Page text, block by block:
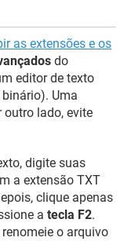
as extensões e os
do
editor de texto
Uma
outro lado, evite
digite suas
a extensão TXT
clique apenas
a tecla F2.
o arquivo